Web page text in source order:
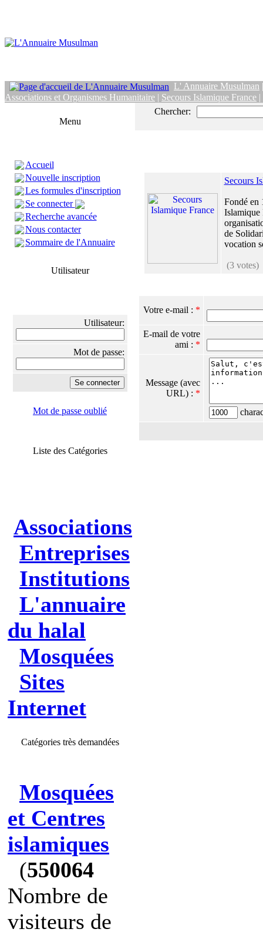
L' Annuaire Musulman
Associations et Organismes Humanitaire | Secours Islamique France
Menu
Accueil
Nouvelle inscription
Les formules d'inscription
Se connecter
Recherche avancée
Nous contacter
Sommaire de l'Annuaire
Utilisateur
Utilisateur:
Mot de passe:
Mot de passe oublié
Liste des Catégories
Associations
Entreprises
Institutions
L'annuaire
du halal
Mosquées
Sites
Internet
Catégories très demandées
Mosquées
et Centres
islamiques
(550064
Nombre de
visiteurs de
Chercher:
Secours
Fondé en
Islamique
de
vocation
(3 votes)
Votre e-mail : *
E-mail de votre
ami : *
Message (avec
URL) : *